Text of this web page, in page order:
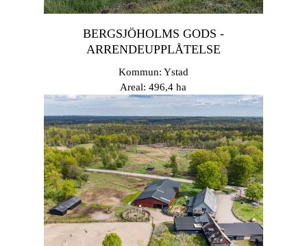
BERGSJÖHOLMS GODS -
ARRENDEUPPLÅTELSE
Kommun: Ystad
Areal: 496,4 ha